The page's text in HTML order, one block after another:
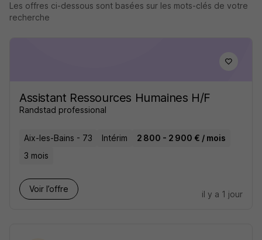
Les offres ci-dessous sont basées sur les mots-clés de votre
recherche
Assistant Ressources Humaines H/F
Randstad professional
Aix-les-Bains - 73 Intérim
2 800 - 2 900 € / mois
3 mois
Voir l’offre
il y a 1 jour